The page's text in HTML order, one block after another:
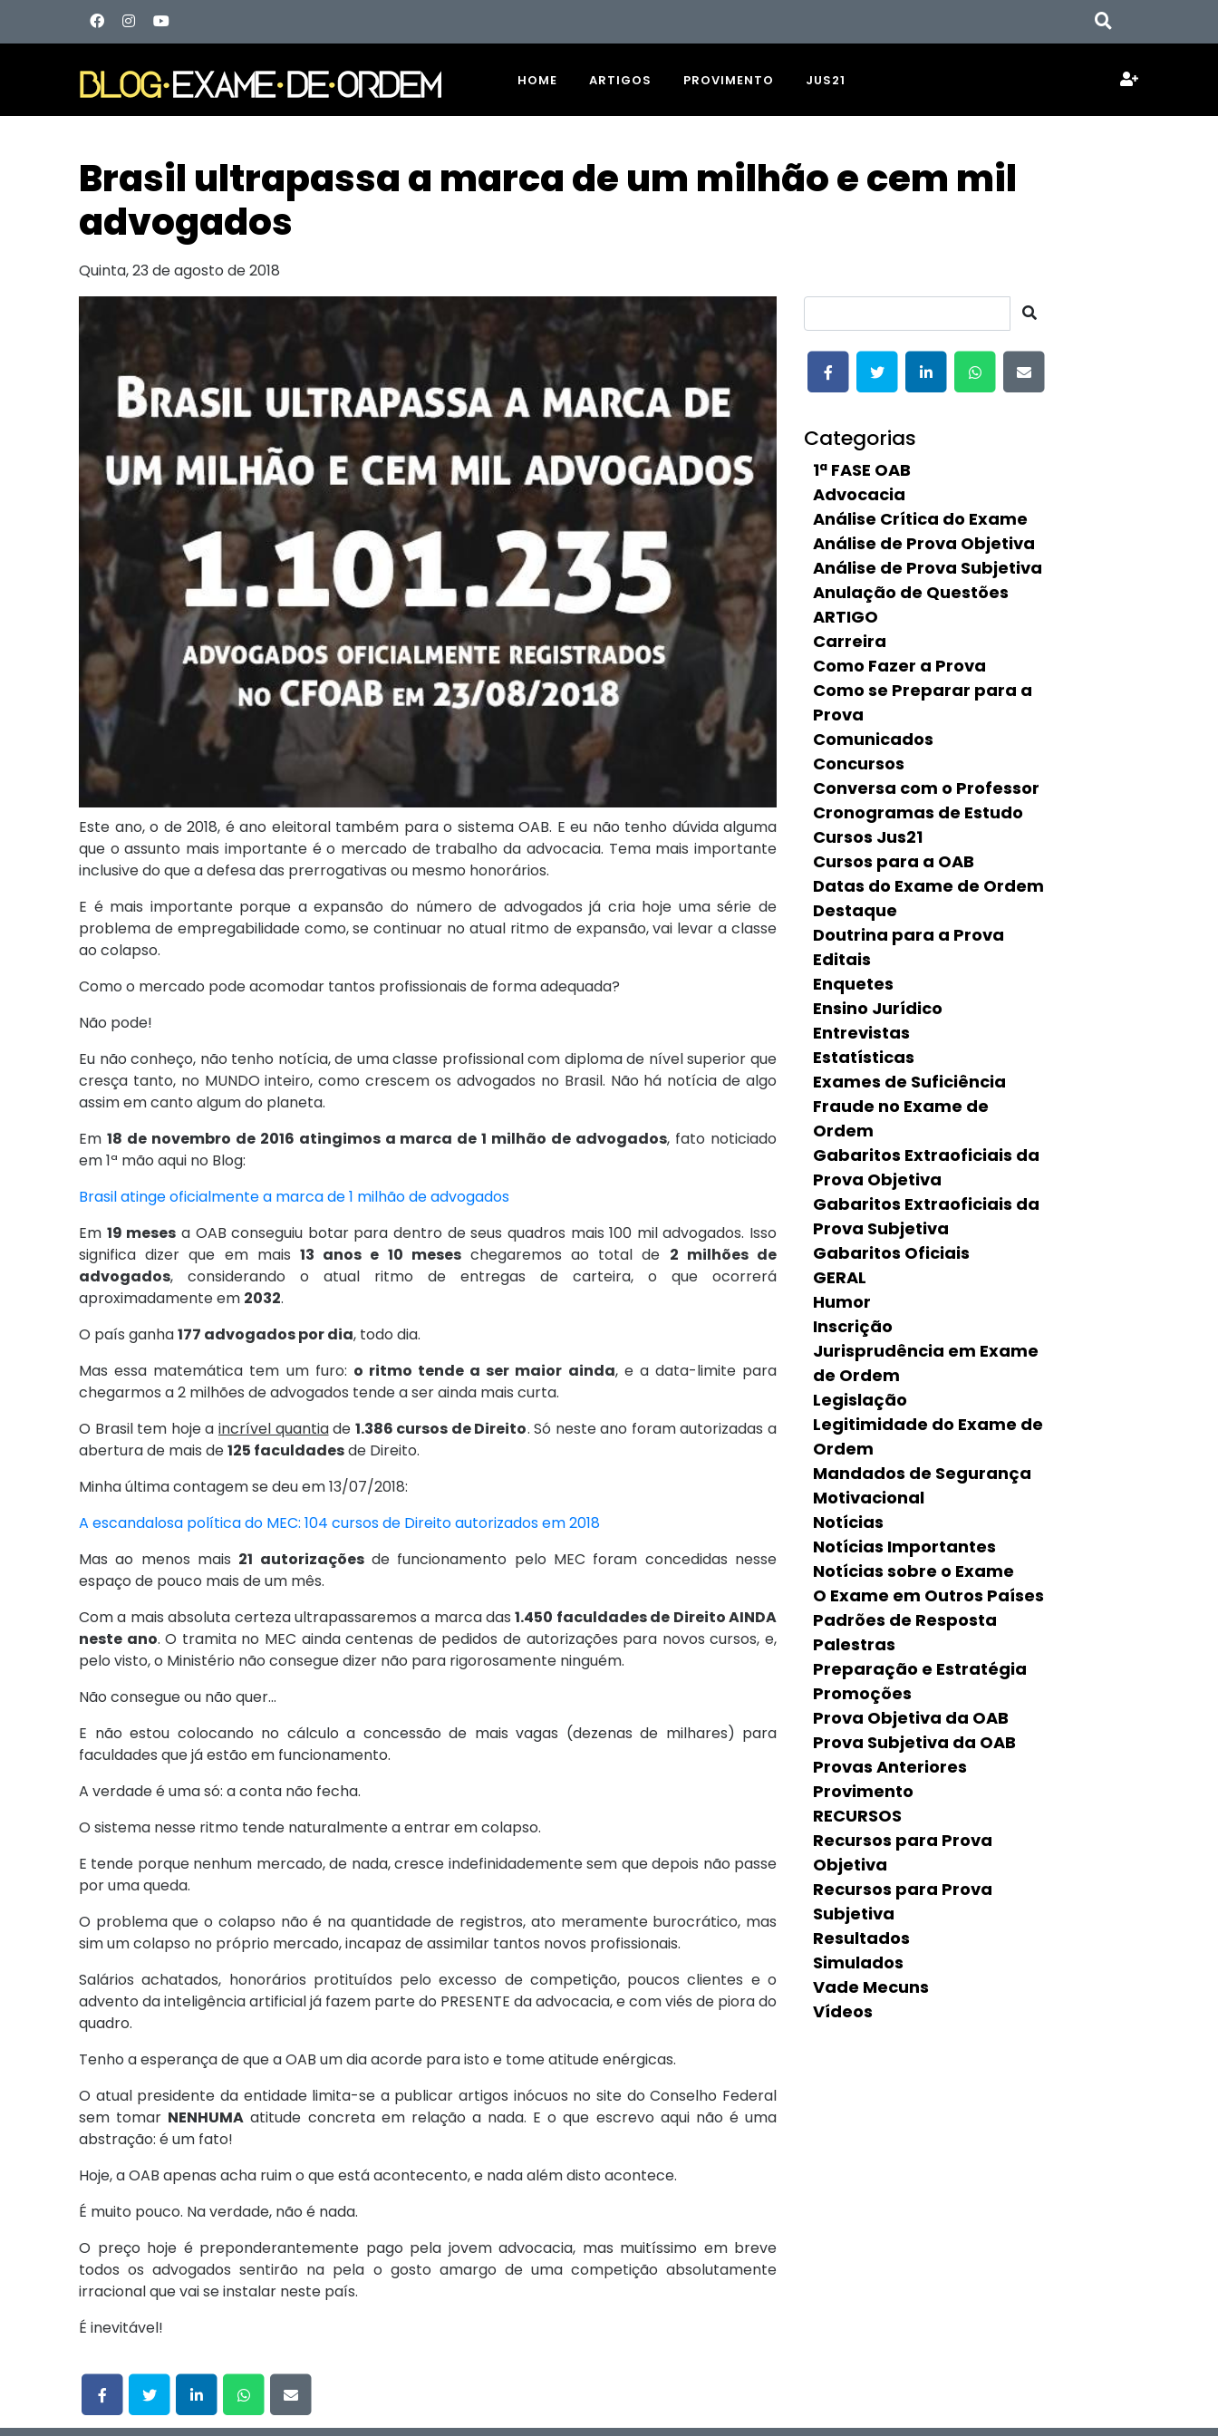
HOME ARTIGOS PROVIMENTO JUS21
Brasil ultrapassa a marca de um milhão e cem mil
advogados
Quinta, 23 de agosto de 2018
Este ano, o de 2018, é ano eleitoral também para o sistema OAB. E eu não tenho dúvida alguma
que o assunto mais importante é o mercado de trabalho da advocacia. Tema mais importante
inclusive do que a defesa das prerrogativas ou mesmo honorários.
E é mais importante porque a expansão do número de advogados já cria hoje uma série de
problema de empregabilidade como, se continuar no atual ritmo de expansão, vai levar a classe
ao colapso.
Como o mercado pode acomodar tantos profissionais de forma adequada?
Não pode!
Eu não conheço, não tenho notícia, de uma classe profissional com diploma de nível superior que
cresça tanto, no MUNDO inteiro, como crescem os advogados no Brasil. Não há notícia de algo
assim em canto algum do planeta.
Em 18 de novembro de 2016 atingimos a marca de 1 milhão de advogados, fato noticiado
em 1ª mão aqui no Blog:
Brasil atinge oficialmente a marca de 1 milhão de advogados
Em 19 meses a OAB conseguiu botar para dentro de seus quadros mais 100 mil advogados. Isso
significa dizer que em mais 13 anos e 10 meseschegaremos ao total de 2 milhões de
advogados, considerando o atual ritmo de entregas de carteira, o que ocorrerá
aproximadamente em 2032.
O país ganha177 advogados por dia, todo dia.
Mas essa matemática tem um furo: o ritmo tende a ser maior ainda, e a data-limite para
chegarmos a 2 milhões de advogados tende a ser ainda mais curta.
O Brasil tem hoje a incrível quantiade 1.386 cursos de Direito. Só neste ano foram autorizadas a
abertura de mais de125 faculdadesde Direito.
Minha última contagem se deu em 13/07/2018:
A escandalosa política do MEC: 104 cursos de Direito autorizados em 2018
Mas ao menos mais 21 autorizaçõesde funcionamento pelo MEC foram concedidas nesse
espaço de pouco mais de um mês.
Com a mais absoluta certeza ultrapassaremos a marca das1.450 faculdades de Direito AINDA
neste ano. O tramita no MEC ainda centenas de pedidos de autorizações para novos cursos, e,
pelo visto, o Ministério não consegue dizer não para rigorosamente ninguém.
Não consegue ou não quer...
E não estou colocando no cálculo a concessão de mais vagas (dezenas de milhares) para
faculdades que já estão em funcionamento.
A verdade é uma só: a conta não fecha.
O sistema nesse ritmo tende naturalmente a entrar em colapso.
E tende porque nenhum mercado, de nada, cresce indefinidademente sem que depois não passe
por uma queda.
O problema que o colapso não é na quantidade de registros, ato meramente burocrático, mas
sim um colapso no próprio mercado, incapaz de assimilar tantos novos profissionais.
Salários achatados, honorários protituídos pelo excesso de competição, poucos clientes e o
advento da inteligência artificial já fazem parte do PRESENTE da advocacia, e com viés de piora do
quadro.
Tenho a esperança de que a OAB um dia acorde para isto e tome atitude enérgicas.
O atual presidente da entidade limita-se a publicar artigos inócuos no site do Conselho Federal
sem tomar NENHUMA atitude concreta em relação a nada. E o que escrevo aqui não é uma
abstração: é um fato!
Hoje, a OAB apenas acha ruim o que está acontecento, e nada além disto acontece.
É muito pouco. Na verdade, não é nada.
O preço hoje é preponderantemente pago pela jovem advocacia, mas muitíssimo em breve
todos os advogados sentirão na pela o gosto amargo de uma competição absolutamente
irracional que vai se instalar neste país.
É inevitável!
Categorias
1ª FASE OAB
Advocacia
Análise Crítica do Exame
Análise de Prova Objetiva
Análise de Prova Subjetiva
Anulação de Questões
ARTIGO
Carreira
Como Fazer a Prova
Como se Preparar para a
Prova
Comunicados
Concursos
Conversa com o Professor
Cronogramas de Estudo
Cursos Jus21
Cursos para a OAB
Datas do Exame de Ordem
Destaque
Doutrina para a Prova
Editais
Enquetes
Ensino Jurídico
Entrevistas
Estatísticas
Exames de Suficiência
Fraude no Exame de
Ordem
Gabaritos Extraoficiais da
Prova Objetiva
Gabaritos Extraoficiais da
Prova Subjetiva
Gabaritos Oficiais
GERAL
Humor
Inscrição
Jurisprudência em Exame
de Ordem
Legislação
Legitimidade do Exame de
Ordem
Mandados de Segurança
Motivacional
Notícias
Notícias Importantes
Notícias sobre o Exame
O Exame em Outros Países
Padrões de Resposta
Palestras
Preparação e Estratégia
Promoções
Prova Objetiva da OAB
Prova Subjetiva da OAB
Provas Anteriores
Provimento
RECURSOS
Recursos para Prova
Objetiva
Recursos para Prova
Subjetiva
Resultados
Simulados
Vade Mecuns
Vídeos